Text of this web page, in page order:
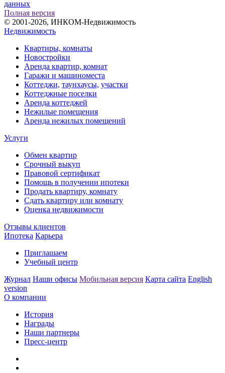
данных
Полная версия
© 2001-2026, ИНКОМ-Недвижимость
Недвижимость
Квартиры, комнаты
Новостройки
Аренда квартир, комнат
Гаражи и машиноместа
Коттеджи, таунхаусы, участки
Коттеджные поселки
Аренда коттеджей
Нежилые помещения
Аренда нежилых помещений
Услуги
Обмен квартир
Срочный выкуп
Правовой сертификат
Помощь в получении ипотеки
Продать квартиру, комнату
Сдать квартиру или комнату
Оценка недвижимости
Отзывы клиентов
Ипотека Карьера
Приглашаем
Учебный центр
Журнал Наши офисы Мобильная версия Карта сайта English
version
О компании
История
Награды
Наши партнеры
Пресс-центр